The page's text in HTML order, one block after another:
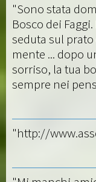
"Sono stata
Bosco dei
seduta sul
mente ... dopo
sorriso, la tua
sempre nei
"http://